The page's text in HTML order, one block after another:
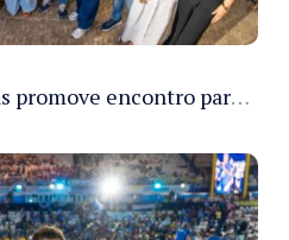
Instituto Eula Artiagas promove encontro para discutir melhorias para o bairro Petrópolis